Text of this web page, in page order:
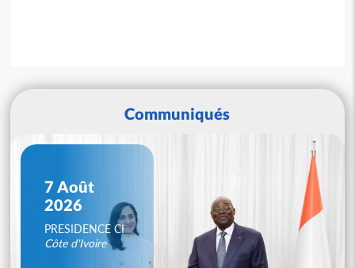
Communiqués
7 Août
2026
PRESIDENCE CI
Côte d'Ivoire